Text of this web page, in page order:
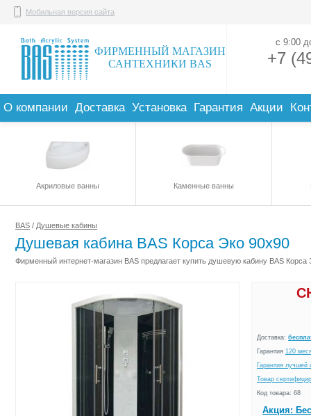
ФИРМЕННЫЙ МАГАЗИН
САНТЕХНИКИ BAS
Мобильная версия сайта
+7
с 9:00
О компании Доставка Установка Гарантия Акции
Акриловые ванны Каменные ванны
BAS / Душевые кабины
Душевая кабина BAS Корса Эко 90х90
Фирменный интернет-магазин BAS предлагает купить душевую кабину BAS
Доставка:
Гарантия 120
Гарантия лучшей
Товар
Код товара: 68
Акция: